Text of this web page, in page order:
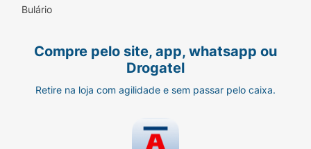
Bulário
Compre pelo site, app, whatsapp ou
Drogatel
Retire na loja com agilidade e sem passar pelo caixa.